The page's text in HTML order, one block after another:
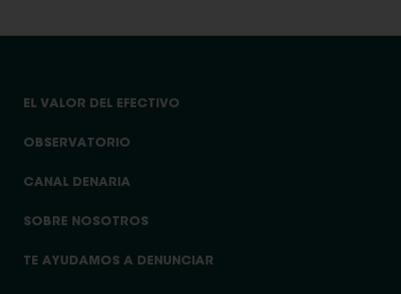
EL VALOR DEL EFECTIVO
OBSERVATORIO
CANAL DENARIA
SOBRE NOSOTROS
TE AYUDAMOS A DENUNCIAR